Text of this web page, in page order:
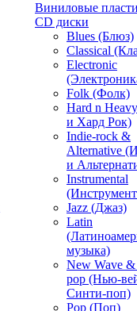
Виниловые
CD диски
Blues (Блюз)
Classical
Electronic
Folk (Фолк)
Hard n
и Хард Рок)
Indie-rock &
Alternative
и
Instrumental
Jazz (Джаз)
Latin
музыка)
New Wave
pop (Нью-
Синти-поп)
Pop (Поп)